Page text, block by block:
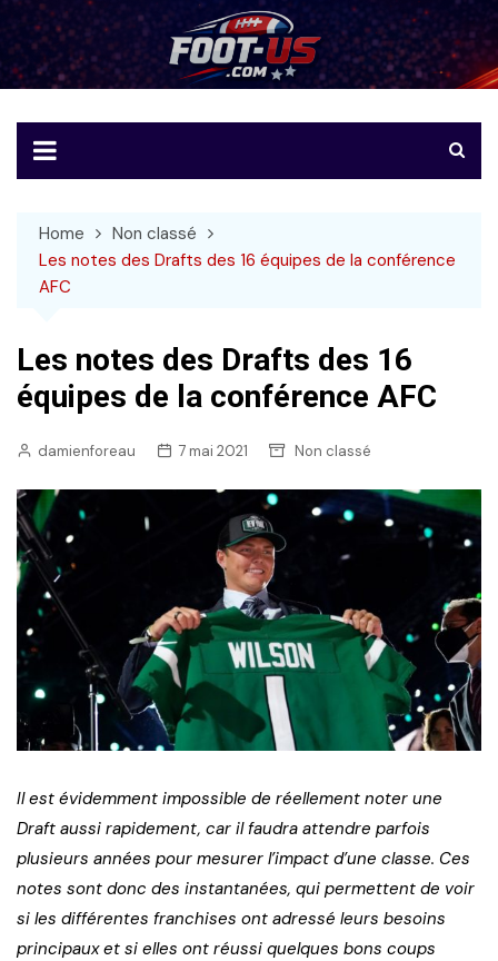
to
content
Foot-US
Le football américain en français
Home
Non classé
Les notes des Drafts des 16 équipes de la conférence
AFC
Les notes des Drafts des 16
équipes de la conférence AFC
damienforeau 7 mai 2021 Non classé
Il est évidemment impossible de réellement noter une
Draft aussi rapidement, car il faudra attendre parfois
plusieurs années pour mesurer l’impact d’une classe. Ces
notes sont donc des instantanées, qui permettent de voir
si les différentes franchises ont adressé leurs besoins
principaux et si elles ont réussi quelques bons coups